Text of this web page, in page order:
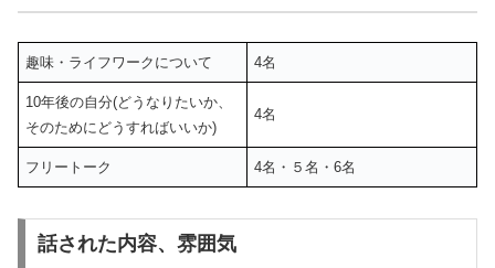
趣味・ライフワークについて 4名
10年後の自分(どうなりたいか、
そのためにどうすればいいか)
4名
フリートーク 4名・５名・6名
話された内容、雰囲気